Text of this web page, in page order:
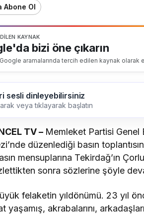
Abone Ol
KAYNAK
bizi öne çıkarın
aramalarında tercih edilen kaynak olarak
sesli dinleyebilirsiniz
veya tıklayarak başlatın
TV – Memleket Partisi Genel
düzenlediği basın
mensuplarına Tekirdağ’ın
sonra sözlerine şöyle
felaketin yıldönümü. 23 yıl
yaşamış, akrabalarını,